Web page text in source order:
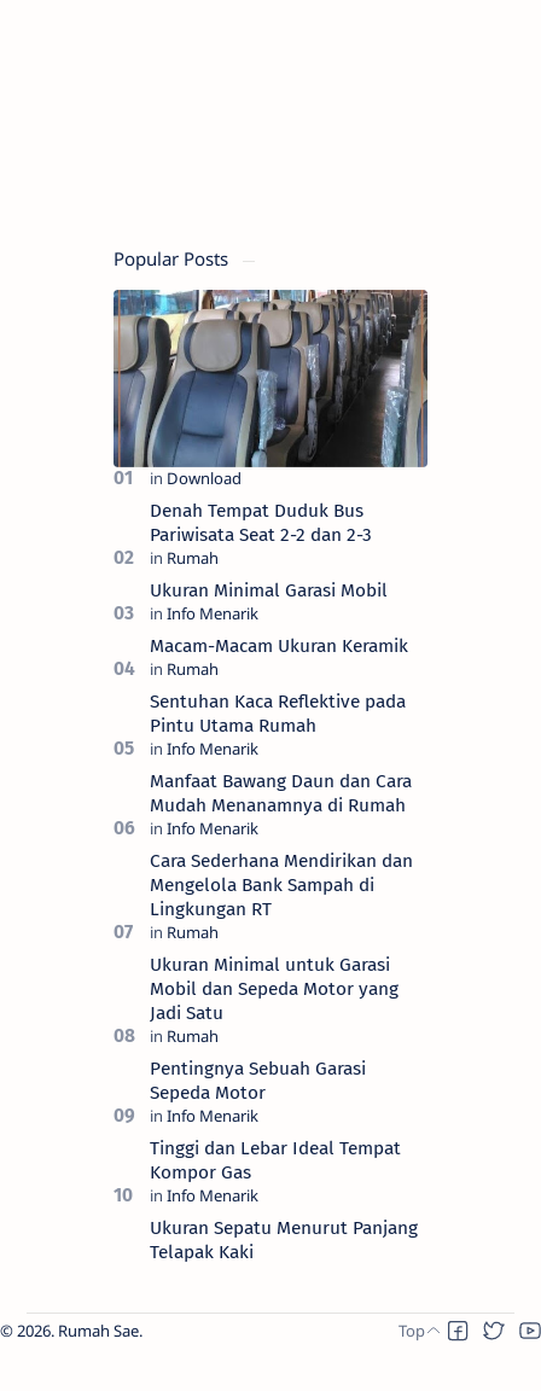
Popular Posts
Denah Tempat Duduk Bus
Pariwisata Seat 2-2 dan 2-3
Ukuran Minimal Garasi Mobil
Macam-Macam Ukuran Keramik
Sentuhan Kaca Reflektive pada
Pintu Utama Rumah
Manfaat Bawang Daun dan Cara
Mudah Menanamnya di Rumah
Cara Sederhana Mendirikan dan
Mengelola Bank Sampah di
Lingkungan RT
Ukuran Minimal untuk Garasi
Mobil dan Sepeda Motor yang
Jadi Satu
Pentingnya Sebuah Garasi
Sepeda Motor
Tinggi dan Lebar Ideal Tempat
Kompor Gas
Ukuran Sepatu Menurut Panjang
Telapak Kaki
2026. Rumah Sae.